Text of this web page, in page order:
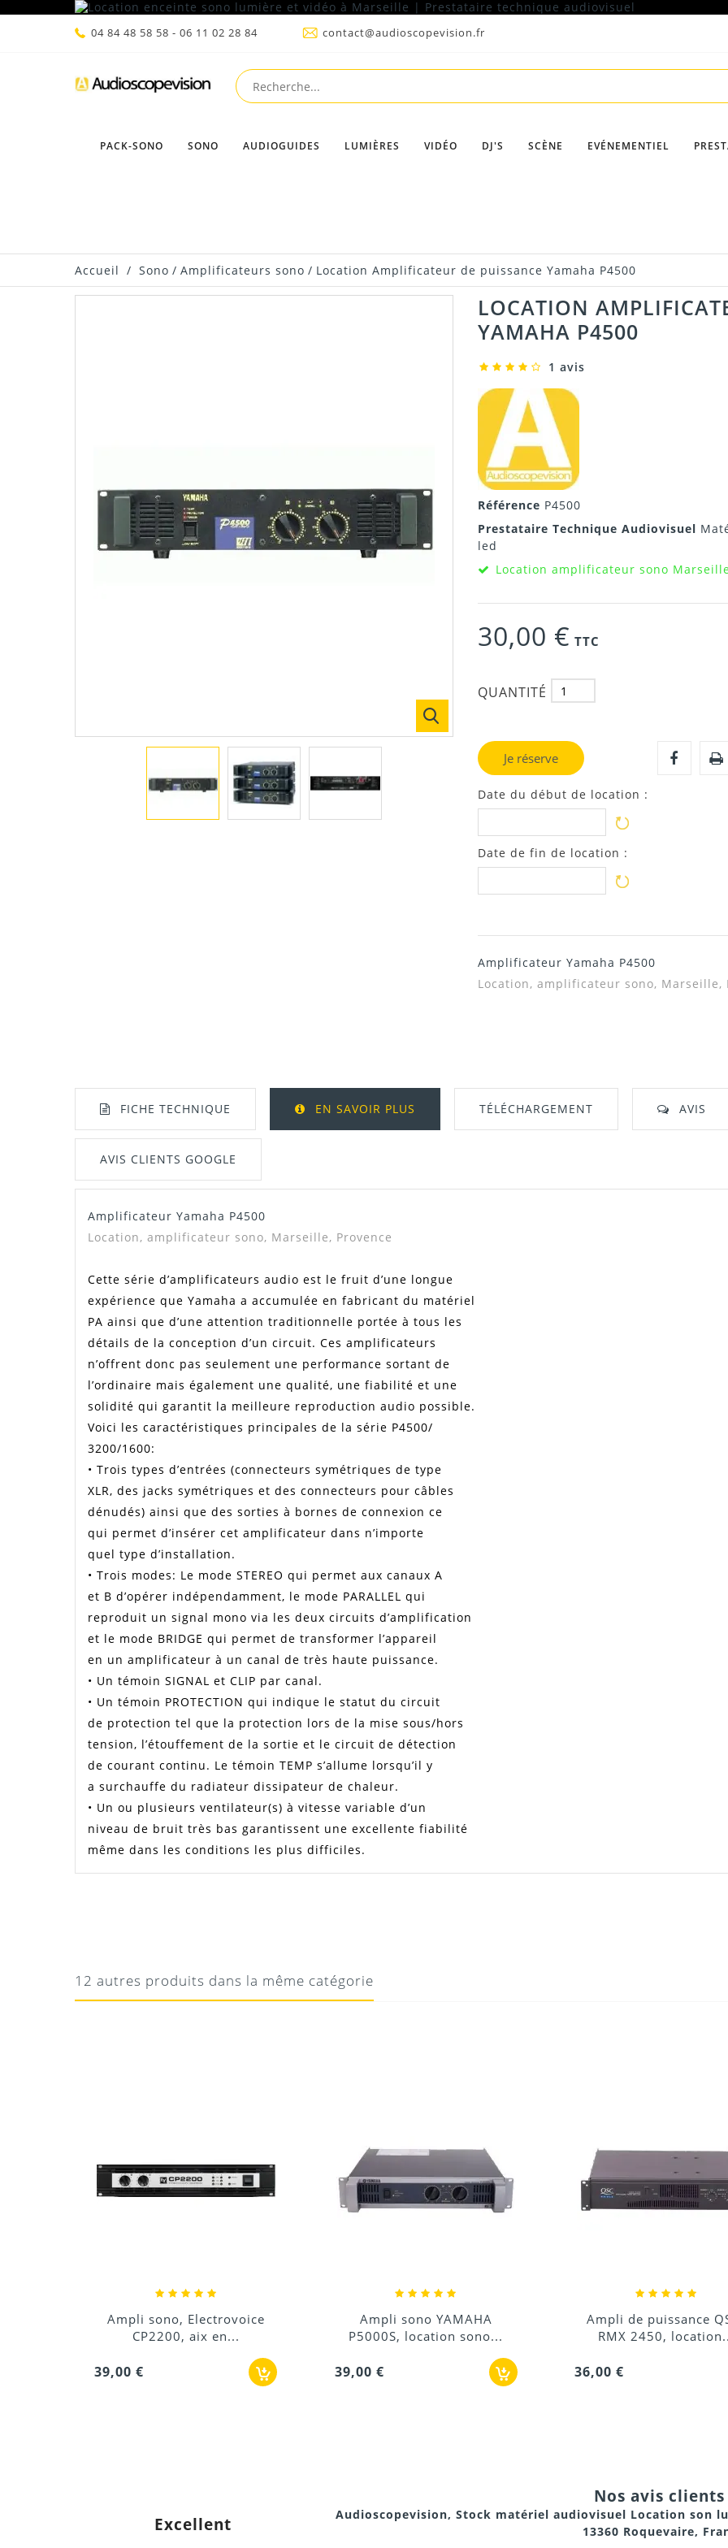
04 84 48 58 58 - 06 11 02 28 84 contact@audioscopevision.fr
PACK-SONO SONO AUDIOGUIDES LUMIÈRES VIDÉO DJ'S SCÈNE EVÉNEMENTIEL
Accueil / Sono / Amplificateurs sono / Location Amplificateur de puissance Yamaha P4500
LOCATION
YAMAHA P4500
1 avis
Référence P4500
Prestataire Technique Audiovisuel
led
Location amplificateur sono
30,00 € TTC
QUANTITÉ
Je réserve
Date du début de location :
Date de fin de location :
Amplificateur Yamaha P4500
Location, amplificateur sono, Marseille,
FICHE TECHNIQUE EN SAVOIR PLUS TÉLÉCHARGEMENT AVIS
AVIS CLIENTS GOOGLE
Manuel / Notice
Amplificateur Yamaha P4500
Location, amplificateur sono, Marseille, Provence
Cette série d’amplificateurs audio est le fruit d’une longue
expérience que Yamaha a accumulée en fabricant du matériel
PA ainsi que d’une attention traditionnelle portée à tous les
détails de la conception d’un circuit. Ces amplificateurs
n’offrent donc pas seulement une performance sortant de
l’ordinaire mais également une qualité, une fiabilité et une
solidité qui garantit la meilleure reproduction audio possible.
Voici les caractéristiques principales de la série P4500/
3200/1600:
• Trois types d’entrées (connecteurs symétriques de type
XLR, des jacks symétriques et des connecteurs pour câbles
dénudés) ainsi que des sorties à bornes de connexion ce
qui permet d’insérer cet amplificateur dans n’importe
quel type d’installation.
• Trois modes: Le mode STEREO qui permet aux canaux A
et B d’opérer indépendamment, le mode PARALLEL qui
reproduit un signal mono via les deux circuits d’amplification
et le mode BRIDGE qui permet de transformer l’appareil
en un amplificateur à un canal de très haute puissance.
• Un témoin SIGNAL et CLIP par canal.
• Un témoin PROTECTION qui indique le statut du circuit
de protection tel que la protection lors de la mise sous/hors
tension, l’étouffement de la sortie et le circuit de détection
de courant continu. Le témoin TEMP s’allume lorsqu’il y
a surchauffe du radiateur dissipateur de chaleur.
• Un ou plusieurs ventilateur(s) à vitesse variable d’un
niveau de bruit très bas garantissent une excellente fiabilité
même dans les conditions les plus difficiles.
Téléchargement
12 autres produits dans la même catégorie
Ampli sono YAMAHA
P5000S, location sono...
39,00 €
Ampli de puissance QSC-
RMX 2450, location...
36,00 €
Ampli sono QSC-RMX
Excellent
Nos avis clients
Audioscopevision, Stock matériel audiovisuel Location son
13360 Roquevaire,